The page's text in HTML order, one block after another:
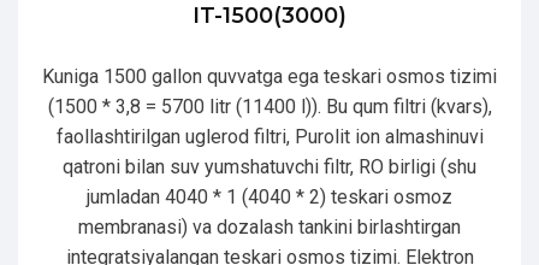
IT-1500(3000)
Kuniga 1500 gallon quvvatga ega teskari osmos tizimi
(1500 * 3,8 = 5700 litr (11400 l)). Bu qum filtri (kvars),
faollashtirilgan uglerod filtri, Purolit ion almashinuvi
qatroni bilan suv yumshatuvchi filtr, RO birligi (shu
jumladan 4040 * 1 (4040 * 2) teskari osmoz
membranasi) va dozalash tankini birlashtirgan
integratsiyalangan teskari osmos tizimi. Elektron